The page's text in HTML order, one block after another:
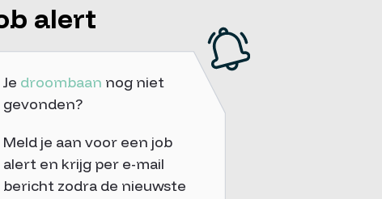
alert
Je droombaan nog niet
gevonden?
Meld je aan voor een job
alert en krijg per e-mail
bericht zodra de nieuwste